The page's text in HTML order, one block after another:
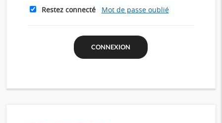
Restez connecté Mot de passe oublié